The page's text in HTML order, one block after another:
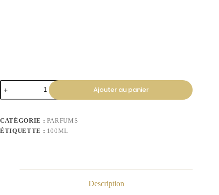
Ajouter au panier
CATÉGORIE : PARFUMS
ÉTIQUETTE : 100ML
Description